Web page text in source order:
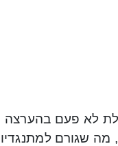
לא פעם בהערצה
שגורם למתנגדיו